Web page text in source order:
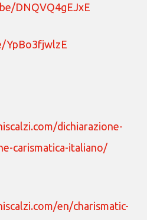
DNQVQ4gEJxE
YpBo3fjwlzE
dichiarazione-
carismatica-italiano/
en/charismatic-